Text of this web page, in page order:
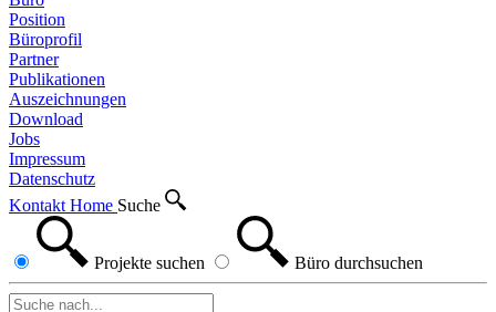
Position
Büroprofil
Partner
Publikationen
Auszeichnungen
Download
Jobs
Impressum
Datenschutz
Kontakt Home Suche
Projekte suchen Büro durchsuchen